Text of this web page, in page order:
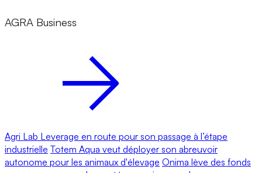
AGRA Business
Agri Lab Leverage en route pour son passage à l’étape
industrielle Totem Aqua veut déployer son abreuvoir
autonome pour les animaux d'élevage Onima lève des fonds